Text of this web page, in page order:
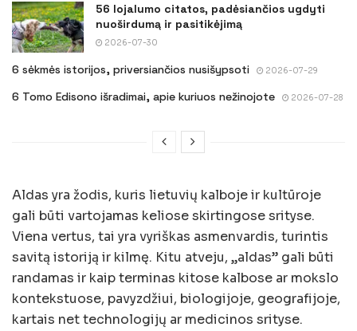
56 lojalumo citatos, padėsiančios ugdyti
nuoširdumą ir pasitikėjimą
2026-07-30
6 sėkmės istorijos, priversiančios nusišypsoti 2026-07-29
6 Tomo Edisono išradimai, apie kuriuos nežinojote 2026-07-28
Aldas yra žodis, kuris lietuvių kalboje ir kultūroje
gali būti vartojamas keliose skirtingose srityse.
Viena vertus, tai yra vyriškas asmenvardis, turintis
savitą istoriją ir kilmę. Kitu atveju, „aldas” gali būti
randamas ir kaip terminas kitose kalbose ar mokslo
kontekstuose, pavyzdžiui, biologijoje, geografijoje,
kartais net technologijų ar medicinos srityse.